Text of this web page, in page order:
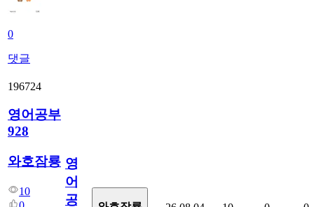
0
댓글
196724
영어공부
928
와호잠룡
10
영
어
공